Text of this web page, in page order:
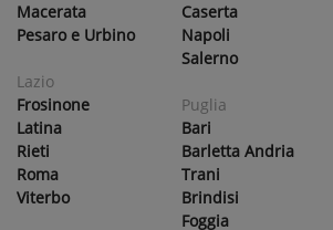
Macerata
Pesaro e Urbino
Lazio
Frosinone
Latina
Rieti
Roma
Viterbo
Caserta
Napoli
Salerno
Puglia
Bari
Barletta Andria
Trani
Brindisi
Foggia